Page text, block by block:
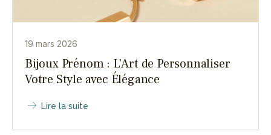
19 mars 2026
Bijoux Prénom : L’Art de Personnaliser
Votre Style avec Élégance
Lire la suite